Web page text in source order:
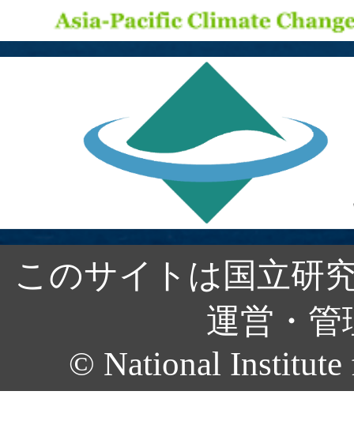
このサイトは国立研
運営・
© National Institute